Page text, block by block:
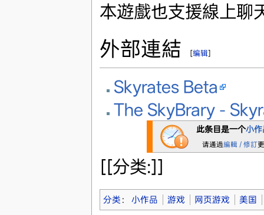
本遊戲也支援線上聊
外部連結 [编辑]
Skyrates Beta
The SkyBrary -
此条目是一个小作
请通過編輯 / 修訂
[[分类:]]
分类 ： 小作品 游戏 网页游戏 美国